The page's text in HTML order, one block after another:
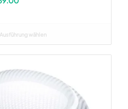
CHF 69.00
wählen